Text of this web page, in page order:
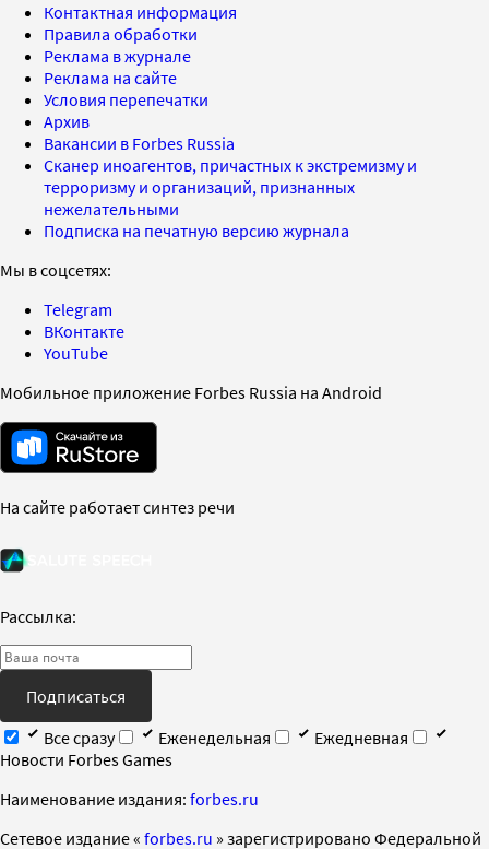
Контактная информация
Правила обработки
Реклама в журнале
Реклама на сайте
Условия перепечатки
Архив
Вакансии в Forbes Russia
Сканер иноагентов, причастных к экстремизму и
терроризму и организаций, признанных
нежелательными
Подписка на печатную версию журнала
Мы в соцсетях:
Telegram
ВКонтакте
YouTube
Мобильное приложение Forbes Russia на Android
На сайте работает синтез речи
Рассылка:
Подписаться
Все сразу
Еженедельная
Ежедневная
Новости Forbes Games
Наименование издания: forbes.ru
Cетевое издание « forbes.ru » зарегистрировано Федеральной